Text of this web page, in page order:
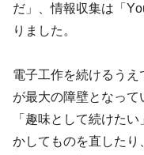
だ」、情報収集は「
りました。
電子工作を続けるうえ
が最大の障壁となっ
「趣味として続けた
かしてものを直したり